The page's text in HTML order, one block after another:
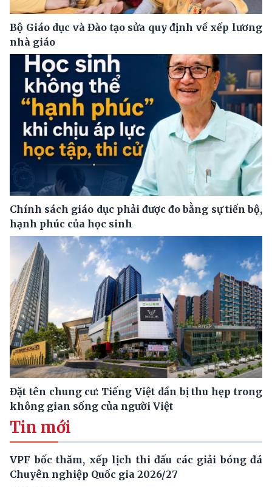
Bộ Giáo dục và Đào tạo sửa quy định về xếp lương
nhà giáo
Chính sách giáo dục phải được đo bằng sự tiến bộ,
hạnh phúc của học sinh
Đặt tên chung cư: Tiếng Việt dần bị thu hẹp trong
không gian sống của người Việt
Tin mới
VPF bốc thăm, xếp lịch thi đấu các giải bóng đá
Chuyên nghiệp Quốc gia 2026/27